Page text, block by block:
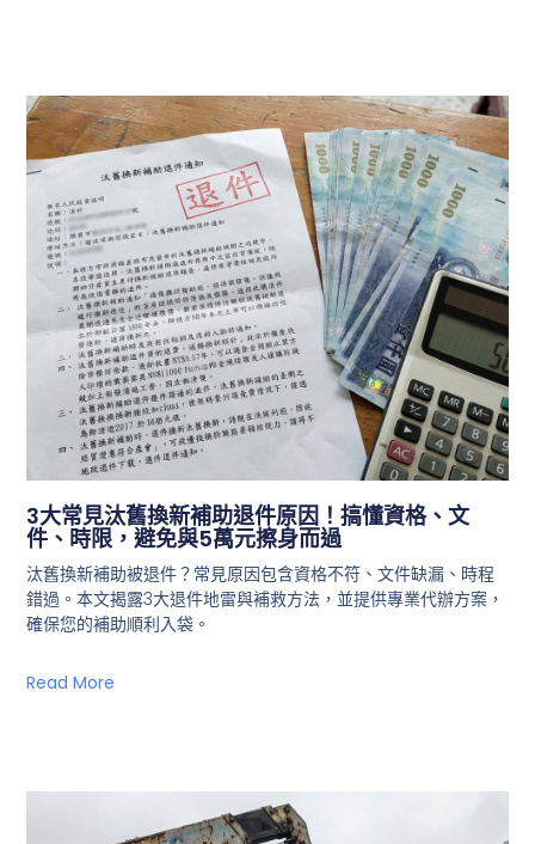
3大常見汰舊換新補助退件原因！搞懂資格、文
件、時限，避免與5萬元擦身而過
汰舊換新補助被退件？常見原因包含資格不符、文件缺漏、時程
錯過。本文揭露3大退件地雷與補救方法，並提供專業代辦方案，
確保您的補助順利入袋。
Read More